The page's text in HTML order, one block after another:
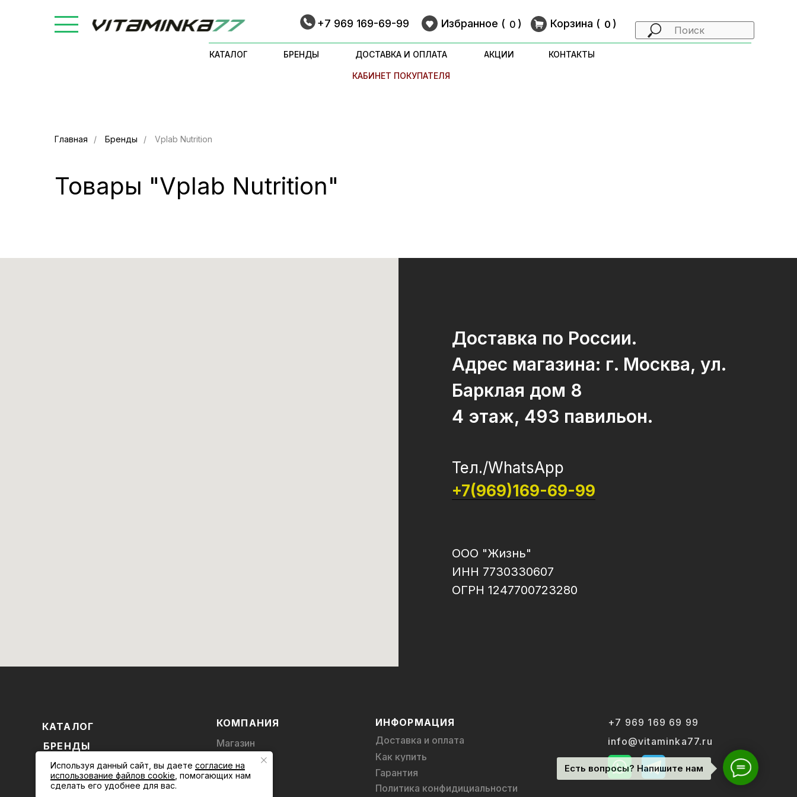
АКЦИИ
КАБИНЕТ ПОКУПАТЕЛЯ
ДОСТАВКА И ОПЛАТА
БРЕНДЫ
+7 969 169-69-99
КАТАЛОГ
Избранное ( 9)
0
КОНТАКТЫ
Корзина ( 9)
0
Главная / Бренды / Vplab Nutrition
Товары "Vplab Nutrition"
Доставка по России.
Адрес магазина: г. Москва, ул.
Барклая дом 8
4 этаж, 493 павильон.
Тел./WhatsApp
+7(969)169-69-99
ООО "Жизнь"
ИНН 7730330607
ОГРН 1247700723280
Есть вопросы? Напишите нам
КАТАЛОГ
КАБИНЕТ
БРЕНДЫ
АКЦИИ
Магазин
Контакты
КОМПАНИЯ
+7 969 169 69 99
info@vitaminka77.ru
ИНФОРМАЦИЯ
Доставка и оплата
Как купить
Политика конфидициальности
Гарантия
Используя данный сайт, вы даете согласие на
использование файлов cookie , помогающих нам
сделать его удобнее для вас.